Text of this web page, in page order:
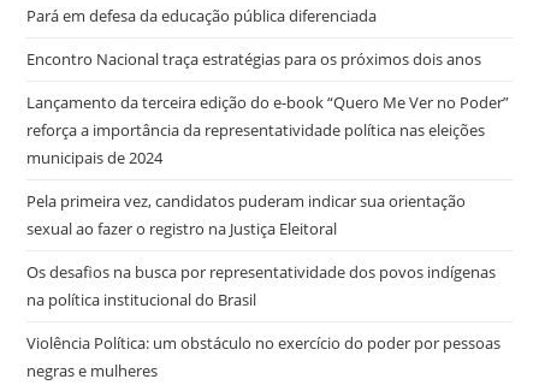
Pará em defesa da educação pública diferenciada
Encontro Nacional traça estratégias para os próximos dois anos
Lançamento da terceira edição do e-book “Quero Me Ver no Poder”
reforça a importância da representatividade política nas eleições
municipais de 2024
Pela primeira vez, candidatos puderam indicar sua orientação
sexual ao fazer o registro na Justiça Eleitoral
Os desafios na busca por representatividade dos povos indígenas
na política institucional do Brasil
Violência Política: um obstáculo no exercício do poder por pessoas
negras e mulheres